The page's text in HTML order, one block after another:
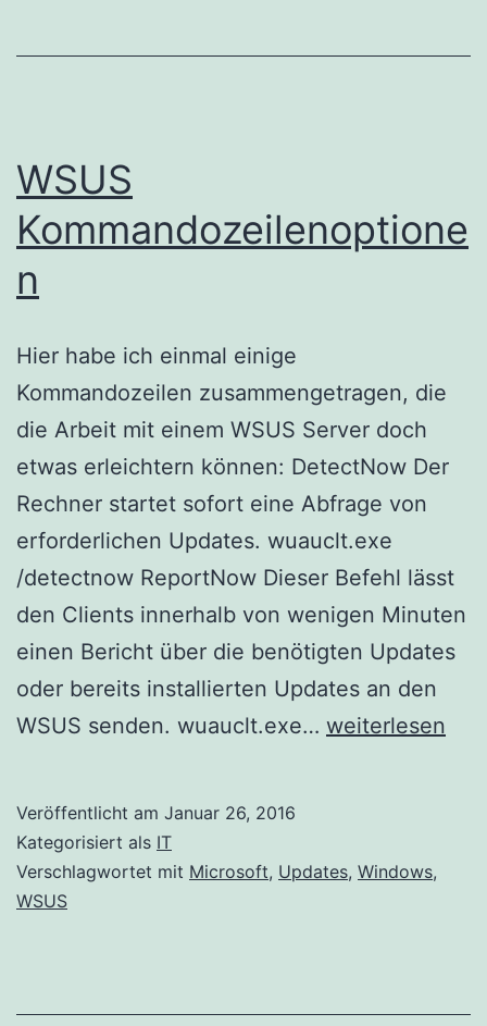
WSUS
Kommandozeilenoptione
n
Hier habe ich einmal einige
Kommandozeilen zusammengetragen, die
die Arbeit mit einem WSUS Server doch
etwas erleichtern können: DetectNow Der
Rechner startet sofort eine Abfrage von
erforderlichen Updates. wuauclt.exe
/detectnow ReportNow Dieser Befehl lässt
den Clients innerhalb von wenigen Minuten
einen Bericht über die benötigten Updates
oder bereits installierten Updates an den
WSUS senden. wuauclt.exe… WSUS
weiterlesen
Veröffentlicht am Januar 26, 2016
Kategorisiert als IT
Verschlagwortet mit Microsoft, Updates, Windows,
WSUS